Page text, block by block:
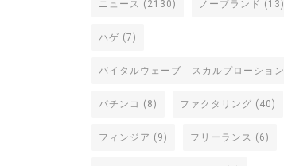
ニュース (2130) ノーブランド (13)
ハゲ (7)
バイタルウェーブ スカルプローション
パチンコ (8) ファクタリング (40)
フィンジア (9) フリーランス (6)